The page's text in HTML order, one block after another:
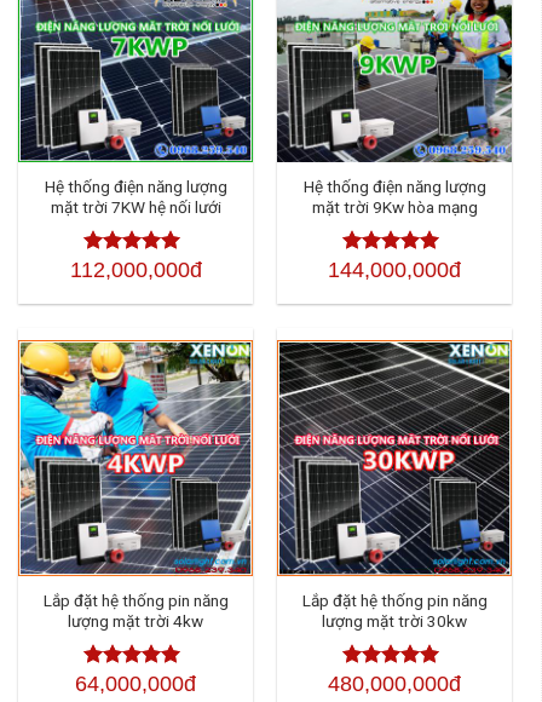
Hệ thống điện năng lượng
mặt trời 7KW hệ nối lưới
Được xếp
sao
112,000,000đ
Hệ thống điện năng lượng
mặt trời 9Kw hòa mạng
Được xếp
sao
144,000,000đ
Lắp đặt hệ thống pin năng
lượng mặt trời 4kw
Được xếp
64,000,000đ
Lắp đặt hệ thống pin năng
lượng mặt trời 30kw
Được xếp
480,000,000đ